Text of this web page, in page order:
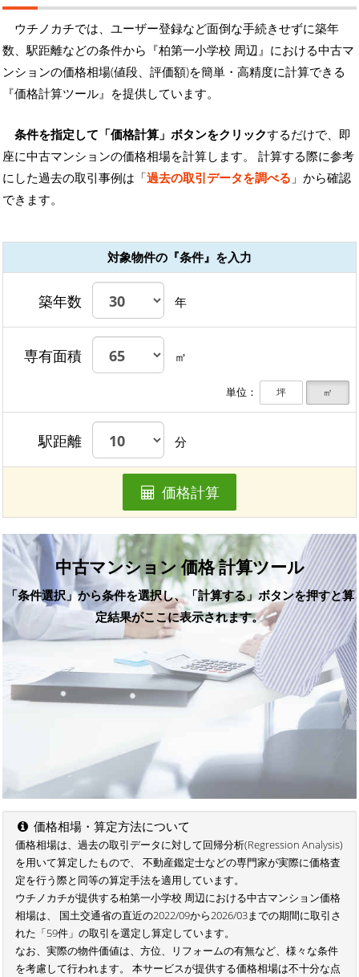
ウチノカチでは、ユーザー登録など面倒な手続きせずに築年
数、駅距離などの条件から『柏第一小学校 周辺』における中古マ
ンションの価格相場(値段、評価額)を簡単・高精度に計算できる
『価格計算ツール』を提供しています。
条件を指定して「価格計算」ボタンをクリックするだけで、即
座に中古マンションの価格相場を計算します。 計算する際に参考
にした過去の取引事例は「過去の取引データを調べる 」から確認
できます。
対象物件の『条件』を入力
築年数 年
専有面積 ㎡
単位： 坪 ㎡
駅距離 分
価格計算
中古マンション 価格 計算ツール
「条件選択」から条件を選択し、「計算する」ボタンを押すと算
定結果がここに表示されます。
価格相場・算定方法について
価格相場は、過去の取引データに対して回帰分析(Regression Analysis)
を用いて算定したもので、 不動産鑑定士などの専門家が実際に価格査
定を行う際と同等の算定手法を適用しています。
ウチノカチが提供する柏第一小学校 周辺における中古マンション価格
相場は、 国土交通省の直近の2022/09から2026/03までの期間に取引さ
れた「59件」の取引を選定し算定しています。
なお、実際の物件価値は、方位、リフォームの有無など、様々な条件
を考慮して行われます。 本サービスが提供する価格相場は不十分な点